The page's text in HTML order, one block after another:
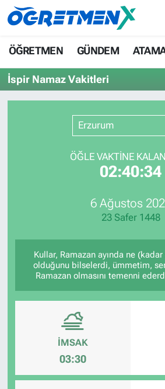
ÖĞRETMEN GÜNDEM
İspir Namaz Vakitleri
Erzurum
ÖĞLE VAKTİNE
02:40:34
6 Ağustos
23 Safer 1448
Kullar, Ramazan ayında ne
olduğunu bilselerdi, ümmetim,
Ramazan olmasını temenni
İMSAK
03:30
ÖĞRETMEN
GÜNDEM
ATAMA - TAYİN
SINAVLAR
HAYATIN İÇİNDEN
İstanbul Nöbetçi Eczaneler
İstanbul Hava Durumu
İstanbul Namaz Vakitleri
İstanbul Trafik Yoğunluk
Süper Lig Puan Durumu ve
Son Dakika Haberleri
Haber Arşivi